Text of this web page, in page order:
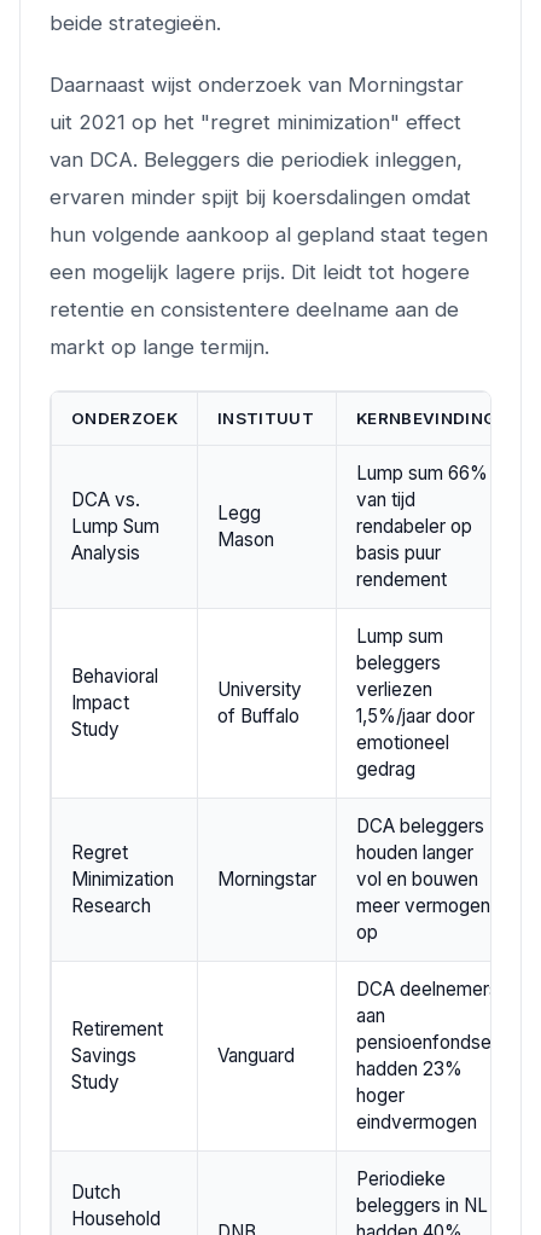
beide strategieën.
Daarnaast wijst onderzoek van Morningstar
uit 2021 op het "regret minimization" effect
van DCA. Beleggers die periodiek inleggen,
ervaren minder spijt bij koersdalingen omdat
hun volgende aankoop al gepland staat tegen
een mogelijk lagere prijs. Dit leidt tot hogere
retentie en consistentere deelname aan de
markt op lange termijn.
ONDERZOEK INSTITUUT KERNBEVINDING
DCA vs.
Lump Sum
Analysis
Legg
Mason
Lump sum 66%
van tijd
rendabeler op
basis puur
rendement
Behavioral
Impact
Study
University
of Buffalo
Lump sum
beleggers
verliezen
1,5%/jaar door
emotioneel
gedrag
Regret
Minimization
Research
Morningstar
DCA beleggers
houden langer
vol en bouwen
meer vermogen
op
Retirement
Savings
Study
Vanguard
DCA deelnemers
aan
pensioenfondsen
hadden 23%
hoger
eindvermogen
Dutch
Household
Periodieke
beleggers in NL